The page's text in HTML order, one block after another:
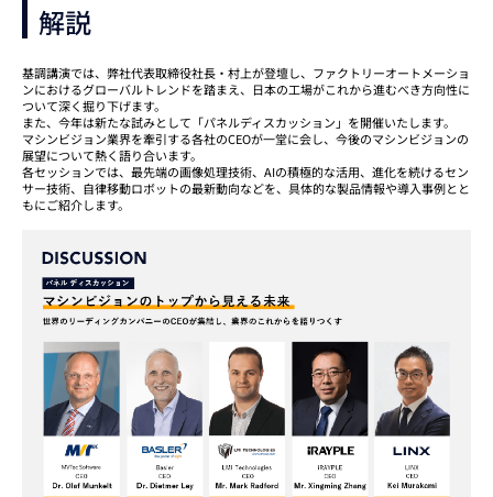
解説
基調講演では、弊社代表取締役社長・村上が登壇し、ファクトリーオートメーショ
ンにおけるグローバルトレンドを踏まえ、日本の工場がこれから進むべき方向性に
ついて深く掘り下げます。
また、今年は新たな試みとして「パネルディスカッション」を開催いたします。
マシンビジョン業界を牽引する各社のCEOが一堂に会し、今後のマシンビジョンの
展望について熱く語り合います。
各セッションでは、最先端の画像処理技術、AIの積極的な活用、進化を続けるセン
サー技術、自律移動ロボットの最新動向などを、具体的な製品情報や導入事例とと
もにご紹介します。